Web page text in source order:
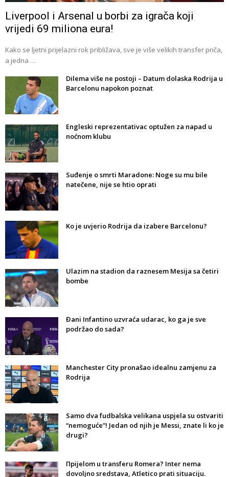
Liverpool i Arsenal u borbi za igrača koji
vrijedi 69 miliona eura!
Kako se ljetni prijelazni rok približava, sve je više velikih transfer priča,
a jedna …
Dilema više ne postoji – Datum dolaska Rodrija u
Barcelonu napokon poznat
Engleski reprezentativac optužen za napad u
noćnom klubu
Suđenje o smrti Maradone: Noge su mu bile
natečene, nije se htio oprati
Ko je uvjerio Rodrija da izabere Barcelonu?
Ulazim na stadion da raznesem Mesija sa četiri
bombe
Đani Infantino uzvraća udarac, ko ga je sve
podržao do sada?
Manchester City pronašao idealnu zamjenu za
Rodrija
Samo dva fudbalska velikana uspjela su ostvariti
“nemoguće”! Jedan od njih je Messi, znate li ko je
drugi?
Прijelom u transferu Romera? Inter nema
dovoljno sredstava, Atletico prati situaciju.